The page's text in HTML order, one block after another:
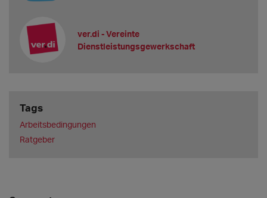
ver.di - Vereinte
Dienstleistungsgewerkschaft
Tags
Arbeitsbedingungen
Ratgeber